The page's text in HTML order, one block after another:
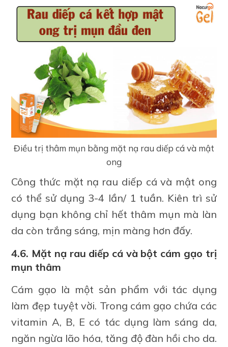
Điều trị thâm mụn bằng mặt nạ rau diếp cá và mật
ong
Công thức mặt nạ rau diếp cá và mật ong
có thể sử dụng 3-4 lần/ 1 tuần. Kiên trì sử
dụng bạn không chỉ hết thâm mụn mà làn
da còn trắng sáng, mịn màng hơn đấy.
4.6. Mặt nạ rau diếp cá và bột cám gạo trị
mụn thâm
Cám gạo là một sản phẩm với tác dụng
làm đẹp tuyệt vời. Trong cám gạo chứa các
vitamin A, B, E có tác dụng làm sáng da,
ngăn ngừa lão hóa, tăng độ đàn hồi cho da.